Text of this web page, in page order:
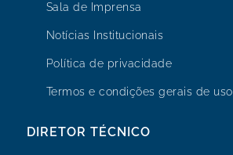
Sala de Imprensa
Notícias Institucionais
Política de privacidade
Termos e condições gerais de uso
DIRETOR TÉCNICO